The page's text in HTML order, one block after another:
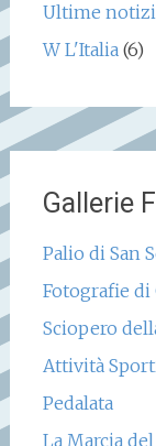
Ultime
W L'Italia(6)
Gallerie
Palio di San
Fotografie di
Sciopero
Attività
Pedalata
La Marcia